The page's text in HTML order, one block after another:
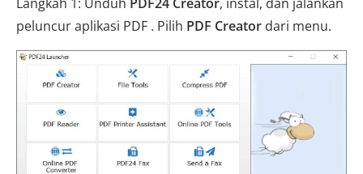
peluncur aplikasi PDF . Pilih PDF Creator dari menu.